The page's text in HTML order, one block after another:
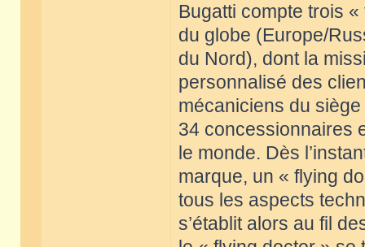
Bugatti compte trois
du globe (Europe/
du Nord), dont la
personnalisé des
mécaniciens du
34 concessionnaires
le monde. Dès
marque, un « flying
tous les aspects
s’établit alors au fil